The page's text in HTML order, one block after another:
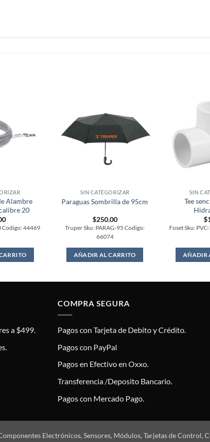
Alambre
20
Codigo: 44469
SIN CATEGORIZAR
Paraguas Sombrilla de 95cm
$250.00
Truper Sku: PARAG-95 Codigo:
66074
AÑADIR AL CARRITO
SIN
Tee
$
Foset Sku:
AÑADIR
a $499.
COMPRA SEGURA
Pagos con Tarjeta de Debito y Crédito.
Pagos con PayPal
Pagos en Efectivo en Oxxo.
Transferencia /Deposito Bancario.
Pagos con Mercado Pago.
Electrónicos, Sensores, Módulos, Tarjetas de